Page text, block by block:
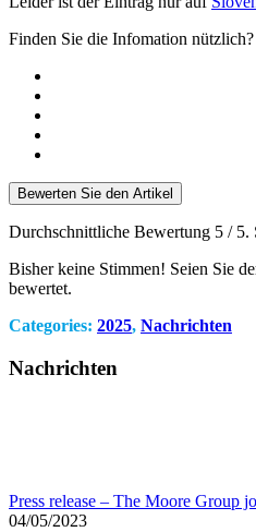
Finden Sie die Infomation nützlich?
Bewerten Sie den Artikel
Durchschnittliche Bewertung 5 / 5.
Bisher keine Stimmen! Seien Sie
bewertet.
Categories: 2025, Nachrichten
Nachrichten
Press release – The Moore Group
04/05/2023